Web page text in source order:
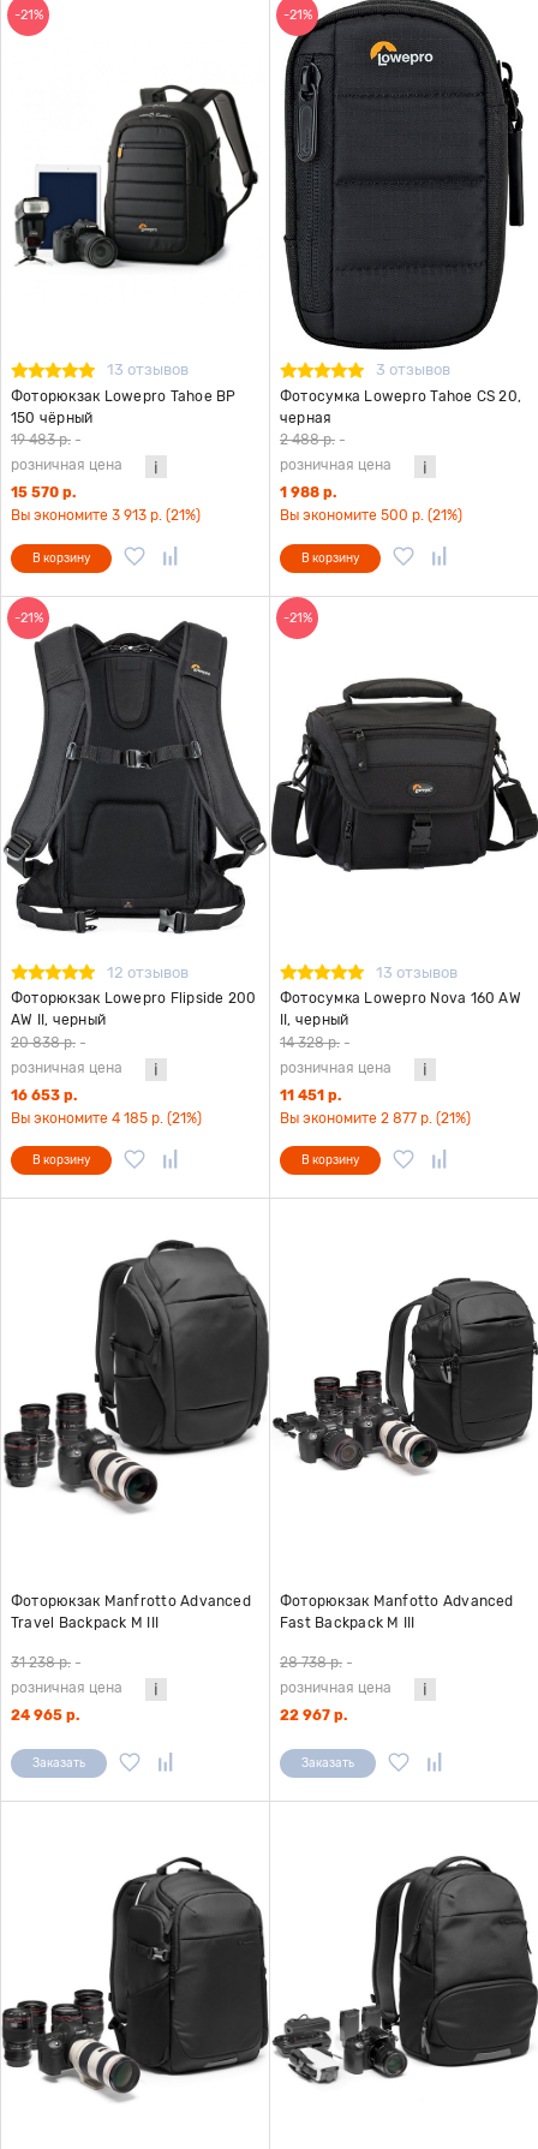
-21%
13 отзывов
Фоторюкзак Lowepro Tahoe BP
150 чёрный
19 483 р. -
розничная цена
15 570 р.
Вы экономите 3 913 р. (21%)
В корзину
-21%
3 отзывов
Фотосумка Lowepro Tahoe CS 20,
черная
2 488 р. -
розничная цена
1 988 р.
Вы экономите 500 р. (21%)
В корзину
-21%
12 отзывов
Фоторюкзак Lowepro Flipside 200
AW II, черный
20 838 р. -
розничная цена
16 653 р.
Вы экономите 4 185 р. (21%)
В корзину
-21%
13 отзывов
Фотосумка Lowepro Nova 160 AW
II, черный
14 328 р. -
розничная цена
11 451 р.
Вы экономите 2 877 р. (21%)
В корзину
Фоторюкзак Manfrotto Advanced
Travel Backpack M III
31 238 р. -
розничная цена
24 965 р.
Заказать
Фоторюкзак Manfotto Advanced
Fast Backpack M III
28 738 р. -
розничная цена
22 967 р.
Заказать